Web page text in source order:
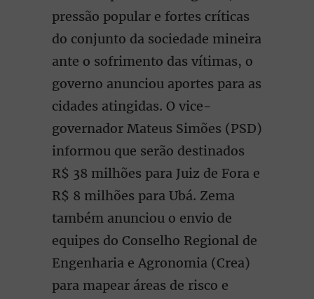
pressão popular e fortes críticas
do conjunto da sociedade mineira
ante o sofrimento das vítimas, o
governo anunciou aportes para as
cidades atingidas. O vice-
governador Mateus Simões (PSD)
informou que serão destinados
R$ 38 milhões para Juiz de Fora e
R$ 8 milhões para Ubá. Zema
também anunciou o envio de
equipes do Conselho Regional de
Engenharia e Agronomia (Crea)
para mapear áreas de risco e